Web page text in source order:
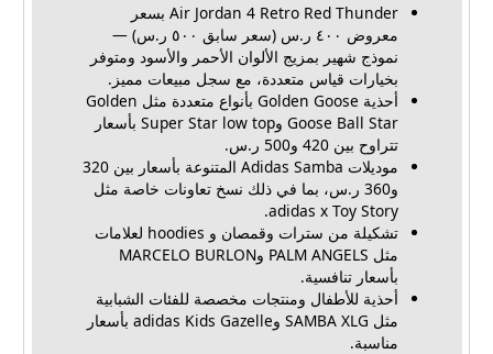
Air Jordan 4 Retro Red Thunder بسعر
معروض ٤٠٠ ر.س (سعر سابق ٥٠٠ ر.س) —
نموذج شهير بمزيج الألوان الأحمر والأسود ومتوفر
بخيارات قياس متعددة، مع سجل مبيعات مميز.
أحذية Golden Goose بأنواع متعددة مثل Golden
Goose Ball Star وSuper Star low top بأسعار
تتراوح بين 420 و500 ر.س.
موديلات Adidas Samba المتنوعة بأسعار بين 320
و360 ر.س، بما في ذلك نسخ تعاونات خاصة مثل
adidas x Toy Story.
تشكيلة من سترات وقمصان و hoodies لعلامات
مثل PALM ANGELS وMARCELO BURLON
بأسعار تنافسية.
أحذية للأطفال ومنتجات مخصصة للفئات الشبابية
مثل SAMBA XLG وadidas Kids Gazelle بأسعار
مناسبة.